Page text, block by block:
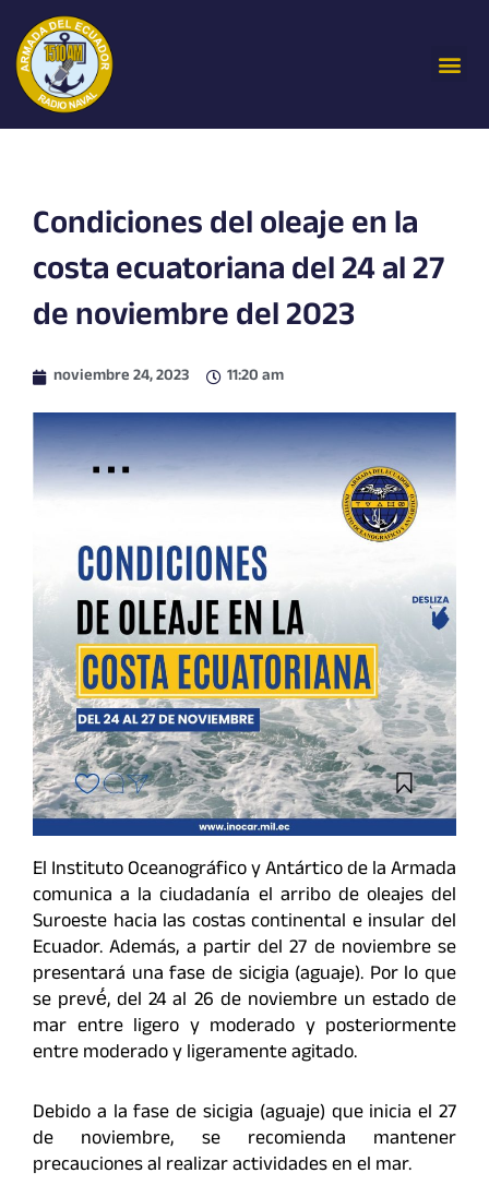
contenido
Condiciones del oleaje en la
costa ecuatoriana del 24 al 27
de noviembre del 2023
noviembre 24, 2023 11:20 am
El Instituto Oceanográfico y Antártico de la Armada
comunica a la ciudadanía el arribo de oleajes del
Suroeste hacia las costas continental e insular del
Ecuador. Además, a partir del 27 de noviembre se
presentará una fase de sicigia (aguaje). Por lo que
se prevé́, del 24 al 26 de noviembre un estado de
mar entre ligero y moderado y posteriormente
entre moderado y ligeramente agitado.
Debido a la fase de sicigia (aguaje) que inicia el 27
de noviembre, se recomienda mantener
precauciones al realizar actividades en el mar.